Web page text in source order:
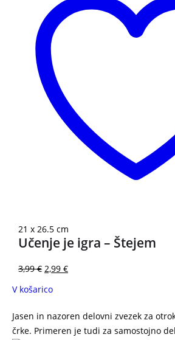
21 x 26.5 cm
Učenje je igra – Štejem
3,99€ 2,99 €
V košarico
Jasen in nazoren delovni zvezek za
črke. Primeren je tudi za samostojno